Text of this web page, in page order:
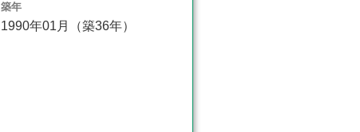
築年
1990年01月（築36年）